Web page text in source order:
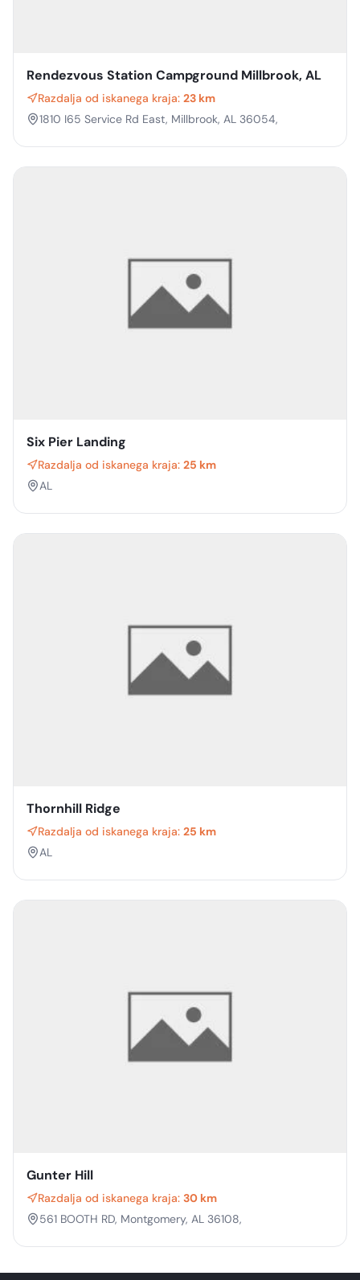
Rendezvous Station Campground Millbrook, AL
Razdalja od iskanega kraja: 23 km
1810 I65 Service Rd East, Millbrook, AL 36054,
Six Pier Landing
Razdalja od iskanega kraja: 25 km
AL
Thornhill Ridge
Razdalja od iskanega kraja: 25 km
AL
Gunter Hill
Razdalja od iskanega kraja: 30 km
561 BOOTH RD, Montgomery, AL 36108,